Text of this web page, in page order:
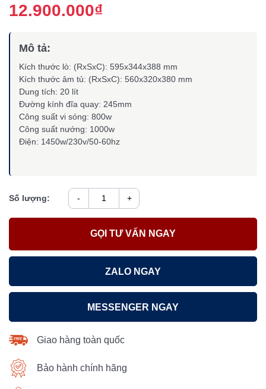
12.900.000₫
Mô tả:
Kích thước lò: (RxSxC): 595x344x388 mm
Kích thước âm tủ: (RxSxC): 560x320x380 mm
Dung tích: 20 lít
Đường kính đĩa quay: 245mm
Công suất vi sóng: 800w
Công suất nướng: 1000w
Điện: 1450w/230v/50-60hz
Số lượng: - +
GỌI TƯ VẤN NGAY
ZALO NGAY
MESSENGER NGAY
Giao hàng toàn quốc
Bảo hành chính hãng